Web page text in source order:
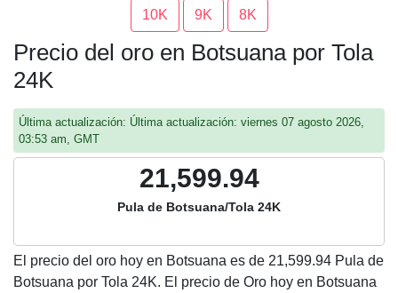
10K 9K 8K
Precio del oro en Botsuana por Tola
24K
Última actualización: Última actualización: viernes 07 agosto 2026,
03:53 am, GMT
21,599.94
Pula de Botsuana/Tola 24K
El precio del oro hoy en Botsuana es de 21,599.94 Pula de
Botsuana por Tola 24K. El precio de Oro hoy en Botsuana